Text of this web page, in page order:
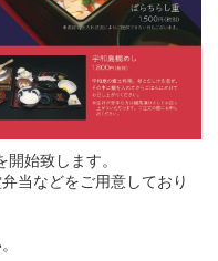
始致します。
当などをご用意しており